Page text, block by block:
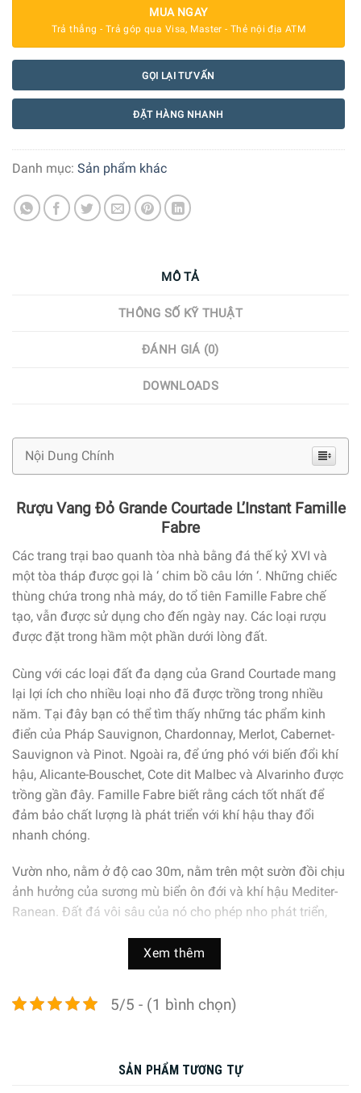
MUA NGAY
Trả thẳng - Trả góp qua Visa, Master - Thẻ nội địa ATM
GỌI LẠI TƯ VẤN
ĐẶT HÀNG NHANH
Danh mục: Sản phẩm khác
MÔ TẢ
THÔNG SỐ KỸ THUẬT
ĐÁNH GIÁ (0)
DOWNLOADS
Nội Dung Chính
Rượu Vang Đỏ Grande Courtade L’Instant Famille
Fabre
Các trang trại bao quanh tòa nhà bằng đá thế kỷ XVI và
một tòa tháp được gọi là ‘ chim bồ câu lớn ‘. Những chiếc
thùng chứa trong nhà máy, do tổ tiên Famille Fabre chế
tạo, vẫn được sử dụng cho đến ngày nay. Các loại rượu
được đặt trong hầm một phần dưới lòng đất.
Cùng với các loại đất đa dạng của Grand Courtade mang
lại lợi ích cho nhiều loại nho đã được trồng trong nhiều
năm. Tại đây bạn có thể tìm thấy những tác phẩm kinh
điển của Pháp Sauvignon, Chardonnay, Merlot, Cabernet-
Sauvignon và Pinot. Ngoài ra, để ứng phó với biến đổi khí
hậu, Alicante-Bouschet, Cote dit Malbec và Alvarinho được
trồng gần đây. Famille Fabre biết rằng cách tốt nhất để
đảm bảo chất lượng là phát triển với khí hậu thay đổi
nhanh chóng.
Vườn nho, nằm ở độ cao 30m, nằm trên một sườn đồi chịu
ảnh hưởng của sương mù biển ôn đới và khí hậu Mediter-
Ranean. Đất đá vôi sâu của nó cho phép nho phát triển,
Xem thêm
5/5 - (1 bình chọn)
SẢN PHẨM TƯƠNG TỰ